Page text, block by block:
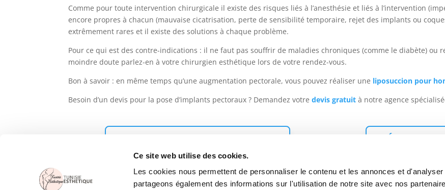
Ce site web utilise des cookies.
Les cookies nous permettent de personnaliser le contenu et les annonces et
partageons également des informations sur l'utilisation de notre site avec nos
Comme pour toute intervention chirurgicale il existe des risques liés à l’anesthésie et liés à l’intervention
encore propres à chacun (mauvaise cicatrisation, perte de sensibilité temporaire, rejet des implants ou
extrêmement rares et il existe des solutions à chaque problème.
Pour ce qui est des contre-indications : il ne faut pas souffrir de maladies chroniques (comme le diabète) ou
moindre doute parlez-en à votre chirurgien esthétique lors de votre rendez-vous.
Bon à savoir : en même temps qu’une augmentation pectorale, vous pouvez réaliser une liposuccion pour
Besoin d’un devis pour la pose d’implants pectoraux ? Demandez votredevis gratuit à notre agence